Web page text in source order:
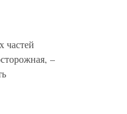
частей
–